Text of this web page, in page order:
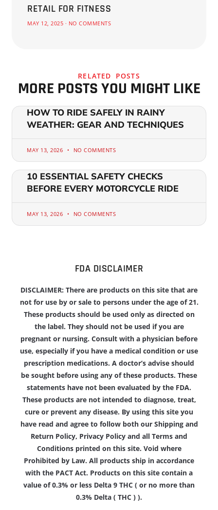
RETAIL FOR FITNESS
MAY 12, 2025 NO COMMENTS
RELATED POSTS
MORE POSTS YOU MIGHT LIKE
HOW TO RIDE SAFELY IN RAINY
WEATHER: GEAR AND TECHNIQUES
MAY 13, 2026 NO COMMENTS
10 ESSENTIAL SAFETY CHECKS
BEFORE EVERY MOTORCYCLE RIDE
MAY 13, 2026 NO COMMENTS
FDA DISCLAIMER
DISCLAIMER: There are products on this site that are
not for use by or sale to persons under the age of 21.
These products should be used only as directed on
the label. They should not be used if you are
pregnant or nursing. Consult with a physician before
use, especially if you have a medical condition or use
prescription medications. A doctor’s advise should
be sought before using any of these products. These
statements have not been evaluated by the FDA.
These products are not intended to diagnose, treat,
cure or prevent any disease. By using this site you
have read and agree to follow both our Shipping and
Return Policy, Privacy Policy and all Terms and
Conditions printed on this site. Void where
Prohibited by Law. All products ship in accordance
with the PACT Act. Products on this site contain a
value of 0.3% or less Delta 9 THC ( or no more than
0.3% Delta ( THC ) ).